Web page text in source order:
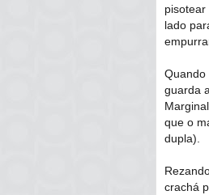
lado
Quando
guarda
que o
dupla).
crachá